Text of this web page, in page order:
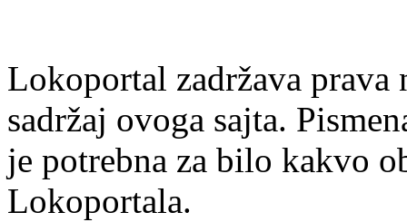
Lokoportal zadržava
sadržaj ovoga sajta.
je potrebna za bilo kakvo
Lokoportala.